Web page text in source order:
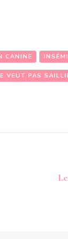
CANINE
VEUT PAS